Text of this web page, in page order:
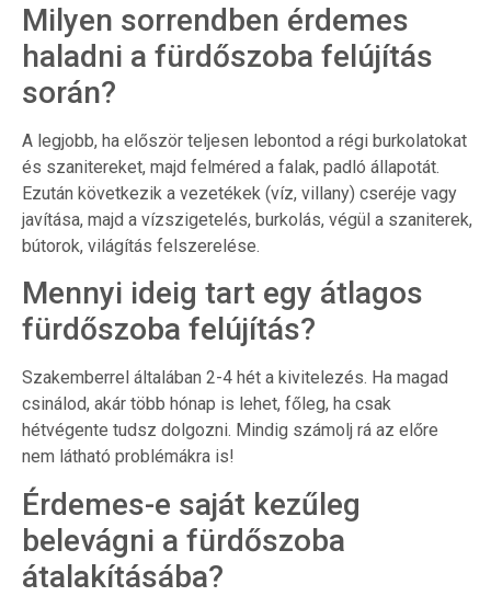
Milyen sorrendben érdemes
haladni a fürdőszoba felújítás
során?
A legjobb, ha először teljesen lebontod a régi burkolatokat
és szanitereket, majd felméred a falak, padló állapotát.
Ezután következik a vezetékek (víz, villany) cseréje vagy
javítása, majd a vízszigetelés, burkolás, végül a szaniterek,
bútorok, világítás felszerelése.
Mennyi ideig tart egy átlagos
fürdőszoba felújítás?
Szakemberrel általában 2-4 hét a kivitelezés. Ha magad
csinálod, akár több hónap is lehet, főleg, ha csak
hétvégente tudsz dolgozni. Mindig számolj rá az előre
nem látható problémákra is!
Érdemes-e saját kezűleg
belevágni a fürdőszoba
átalakításába?